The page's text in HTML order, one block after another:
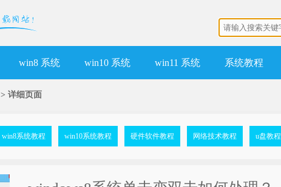
win8 系统 win10 系统 win11 系统 系统教程
> 详细页面
win8系统教程 win10系统教程 硬件软件教程 网络技术教程 u盘教程